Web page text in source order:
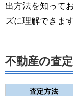
出方法を知って
ズに理解できます
不動産の査
査定方法